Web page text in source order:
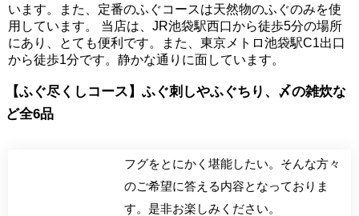
います。また、定番のふぐコースは天然物のふぐのみを使
用しています。 当店は、JR池袋駅西口から徒歩5分の場所
にあり、とても便利です。また、東京メトロ池袋駅C1出口
から徒歩1分です。静かな通りに面しています。
【ふぐ尽くしコース】ふぐ刺しやふぐちり、〆の雑炊な
ど全6品
フグをとにかく堪能したい。そんな方々
のご希望に答える内容となっておりま
す。是非お楽しみください。